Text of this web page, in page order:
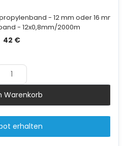
- 12 mm oder 16 mm
- 12x0,8mm/2000m
42 €
Menge
Warenkorb
erhalten